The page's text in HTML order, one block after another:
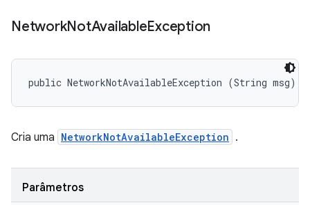
NetworkNotAvailableException
public NetworkNotAvailableException (String msg)
Cria uma NetworkNotAvailableException .
Parâmetros